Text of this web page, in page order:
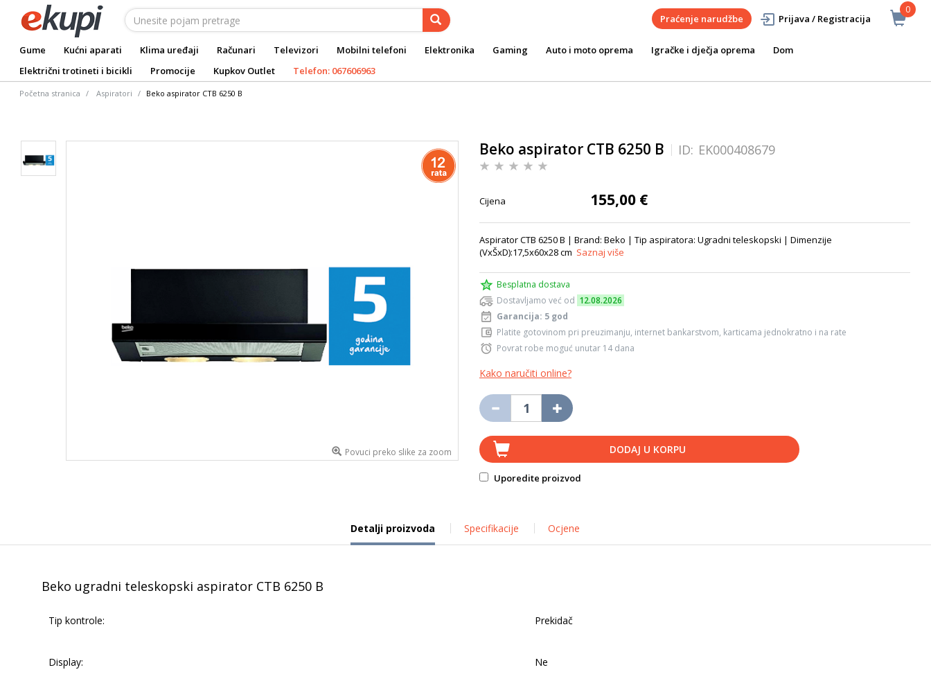
0
Praćenje narudžbe Prijava / Registracija
Gume Kućni aparati Klima uređaji Računari Televizori Mobilni telefoni Elektronika Gaming Auto i moto oprema Igračke i dječja oprema
Dom
Električni trotineti i bicikli
Promocije Kupkov Outlet Telefon: 067606963
Početna stranica Aspiratori Beko aspirator CTB 6250 B
Povuci preko slike za zoom
Beko aspirator CTB 6250 B ID: EK000408679
Cijena 155,00 €
Aspirator CTB 6250 B | Brand: Beko | Tip aspiratora: Ugradni teleskopski | Dimenzije
(VxŠxD):17,5x60x28 cm Saznaj više
Besplatna dostava
Dostavljamo već od 12.08.2026
Garancija: 5 god
Platite gotovinom pri preuzimanju, internet bankarstvom, karticama jednokratno i na rate
Povrat robe moguć unutar 14 dana
Kako naručiti online?
DODAJ U KORPU
Uporedite proizvod
Detalji proizvoda Specifikacije Ocjene
Beko ugradni teleskopski aspirator CTB 6250 B
Tip kontrole: Prekidač
Display: Ne